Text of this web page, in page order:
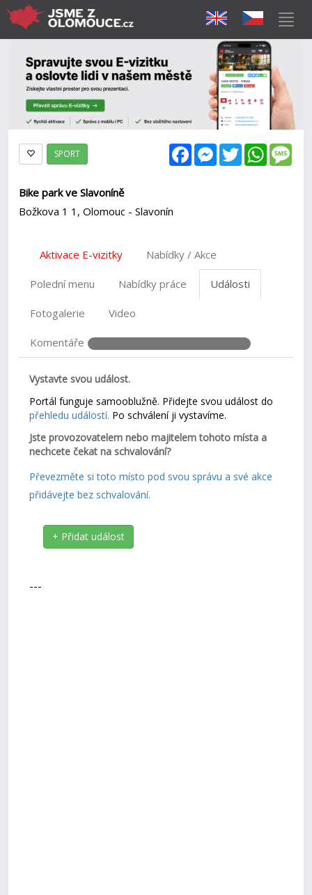
FacebookMessenger
Twitter
SPORT
Bike park ve Slavoníně
Božkova 1 1, Olomouc - Slavonín
Aktivace E-vizitky Nabídky / Akce
Polední menu Nabídky práce Události
Fotogalerie Video
Komentáře
Vystavte svou událost.
Portál funguje samooblužně. Přidejte svou událost do
přehledu událostí. Po schválení ji vystavíme.
Jste provozovatelem nebo majitelem tohoto místa a
nechcete čekat na schvalování?
Převezměte si toto místo pod svou správu a své akce
přidávejte bez schvalování.
+ Přidat událost
---